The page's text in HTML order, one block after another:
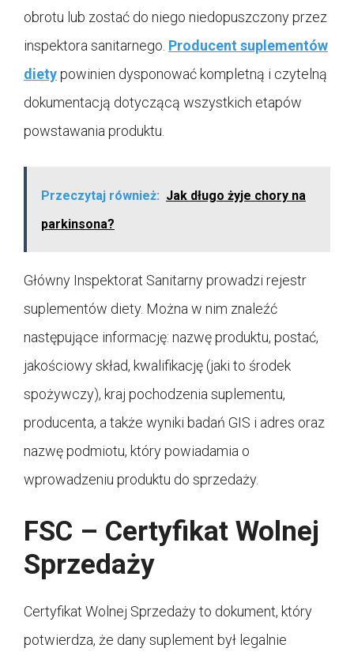
obrotu lub zostać do niego niedopuszczony przez
inspektora sanitarnego. Producent suplementów
dietypowinien dysponować kompletną i czytelną
dokumentacją dotyczącą wszystkich etapów
powstawania produktu.
Przeczytaj również: Jak długo żyje chory na
parkinsona?
Główny Inspektorat Sanitarny prowadzi rejestr
suplementów diety. Można w nim znaleźć
następujące informację: nazwę produktu, postać,
jakościowy skład, kwalifikację (jaki to środek
spożywczy), kraj pochodzenia suplementu,
producenta, a także wyniki badań GIS i adres oraz
nazwę podmiotu, który powiadamia o
wprowadzeniu produktu do sprzedaży.
FSC – Certyfikat Wolnej
Sprzedaży
Certyfikat Wolnej Sprzedaży to dokument, który
potwierdza, że dany suplement był legalnie